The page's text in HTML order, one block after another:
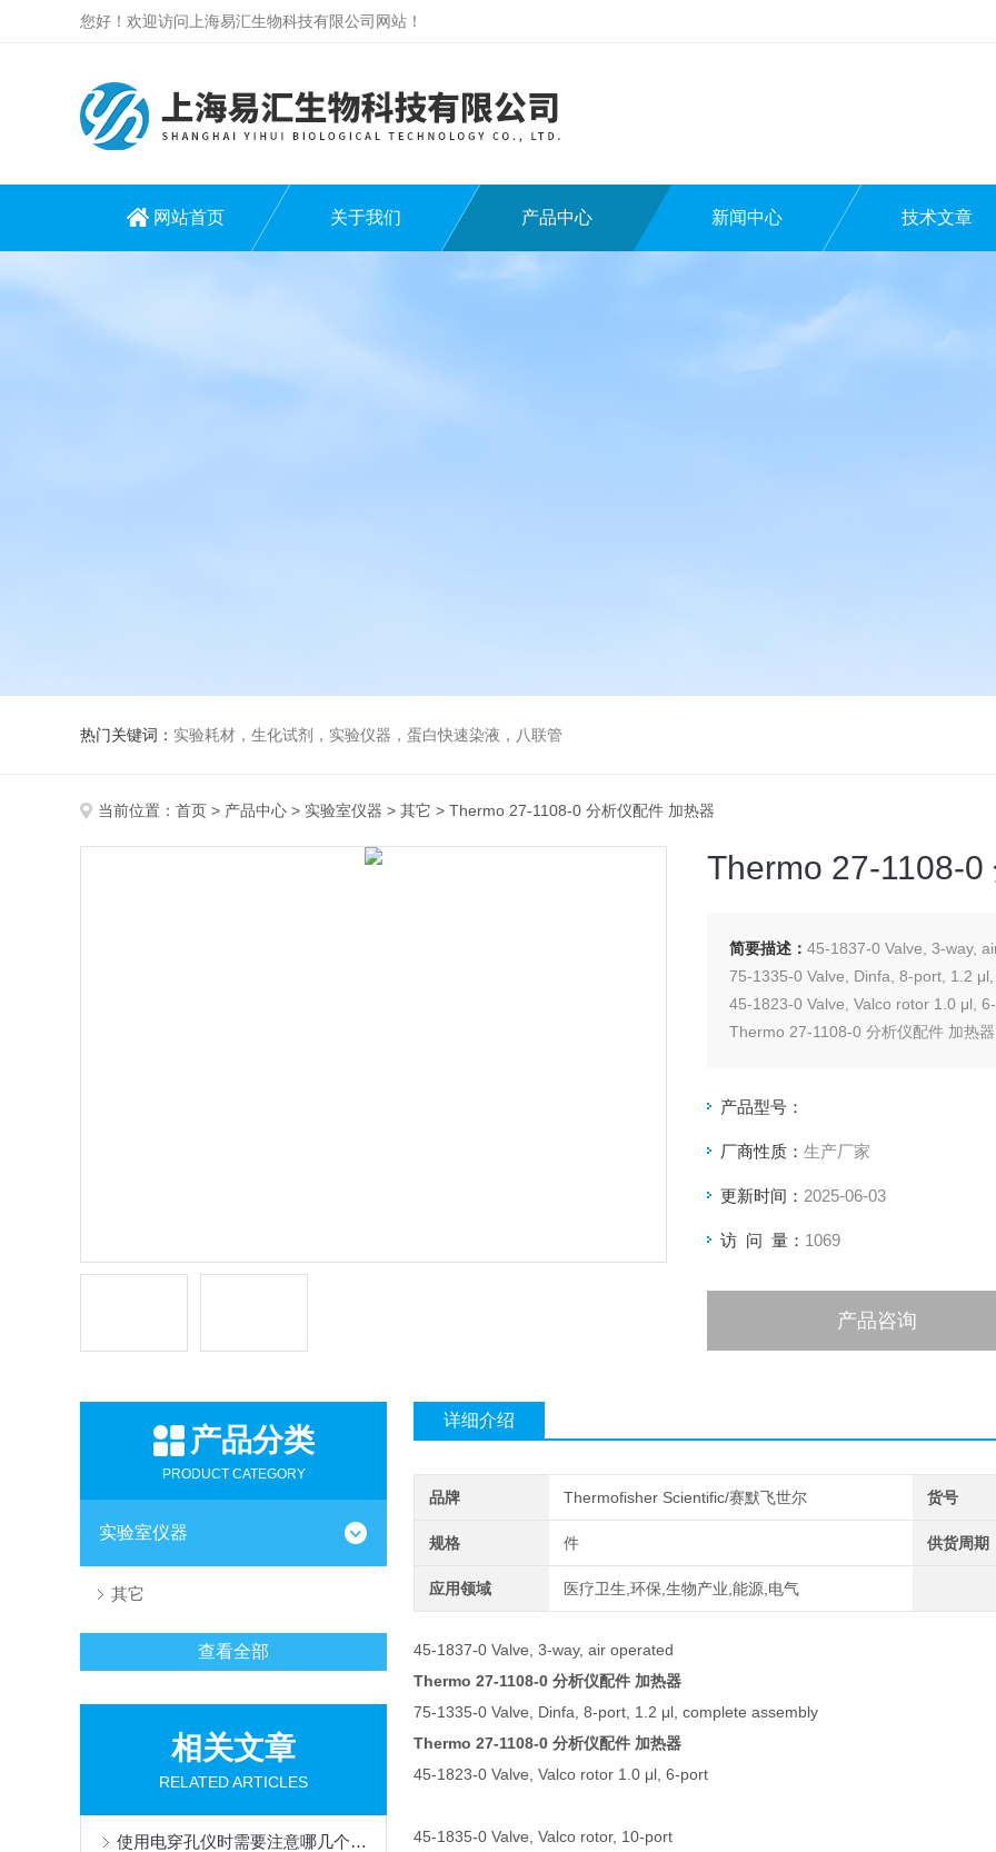
您好！欢迎访问上海易汇生物科技有限公司网站！
网站首页 关于我们 产品中心 新闻中心 技术文章
热门关键词： 实验耗材，生化试剂，实验仪器，蛋白快速染液，八联管
当前位置： 首页 > 产品中心 > 实验室仪器 > 其它 > Thermo 27-1108-0 分析仪配件 加热器
Thermo 27-1108-
简要描述： 45-1837-0 Valve, 3-way,
75-1335-0 Valve, Dinfa, 8-port, 1.2
45-1823-0 Valve, Valco rotor 1.0 μl,
Thermo 27-1108-0 分析仪配件 加热器
产品型号：
厂商性质： 生产厂家
更新时间： 2025-06-03
访 问 量： 1069
产品咨询
产品分类
PRODUCT CATEGORY
实验室仪器
其它
查看全部
相关文章
RELATED ARTICLES
使用电穿孔仪时需要注意哪几个方面？
详细介绍
品牌 Thermofisher Scientific/赛默飞世尔 货号
规格 件 供货周期
应用领域 医疗卫生,环保,生物产业,能源,电气
45-1837-0 Valve, 3-way, air operated
Thermo 27-1108-0 分析仪配件 加热器
75-1335-0 Valve, Dinfa, 8-port, 1.2 μl, complete assembly
Thermo 27-1108-0 分析仪配件 加热器
45-1823-0 Valve, Valco rotor 1.0 μl, 6-port
45-1835-0 Valve, Valco rotor, 10-port